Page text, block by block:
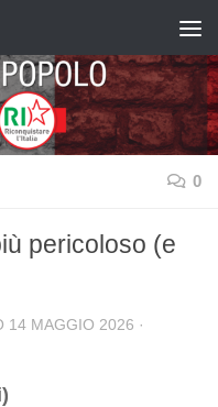
0
pericoloso (e
14 MAGGIO 2026 ·